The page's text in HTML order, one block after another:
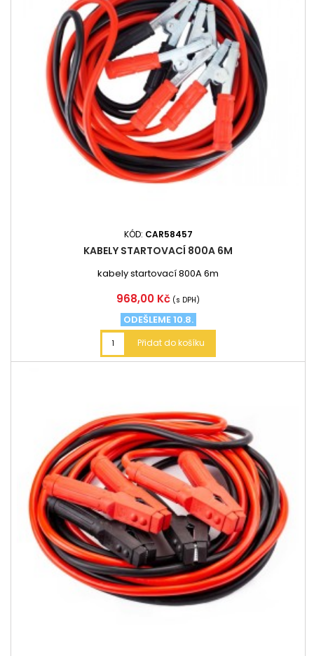
KÓD: CAR58457
KABELY STARTOVACÍ 800A 6M
kabely startovací 800A 6m
Cena
968,00 Kč (s DPH)
ODEŠLEME 10.8.
Přidat do košíku